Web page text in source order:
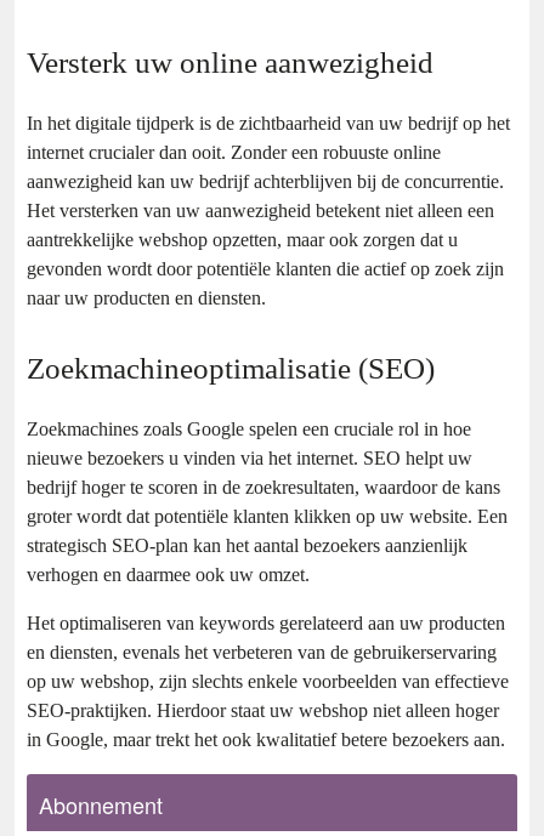
Versterk uw online aanwezigheid
In het digitale tijdperk is de zichtbaarheid van uw bedrijf op het
internet crucialer dan ooit. Zonder een robuuste online
aanwezigheid kan uw bedrijf achterblijven bij de concurrentie.
Het versterken van uw aanwezigheid betekent niet alleen een
aantrekkelijke webshop opzetten, maar ook zorgen dat u
gevonden wordt door potentiële klanten die actief op zoek zijn
naar uw producten en diensten.
Zoekmachineoptimalisatie (SEO)
Zoekmachines zoals Google spelen een cruciale rol in hoe
nieuwe bezoekers u vinden via het internet. SEO helpt uw
bedrijf hoger te scoren in de zoekresultaten, waardoor de kans
groter wordt dat potentiële klanten klikken op uw website. Een
strategisch SEO-plan kan het aantal bezoekers aanzienlijk
verhogen en daarmee ook uw omzet.
Het optimaliseren van keywords gerelateerd aan uw producten
en diensten, evenals het verbeteren van de gebruikerservaring
op uw webshop, zijn slechts enkele voorbeelden van effectieve
SEO-praktijken. Hierdoor staat uw webshop niet alleen hoger
in Google, maar trekt het ook kwalitatief betere bezoekers aan.
Abonnement